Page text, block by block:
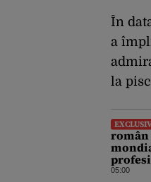
În
a
la
pentru
05:00